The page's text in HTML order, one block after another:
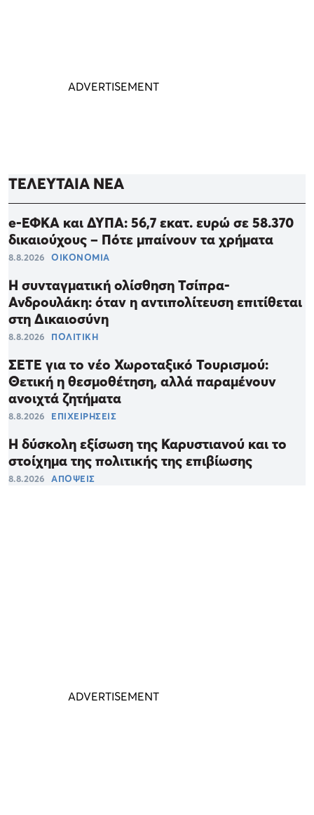
ΤΕΛΕΥΤΑΙΑ ΝΕΑ
e-ΕΦΚΑ και ΔΥΠΑ: 56,7 εκατ. ευρώ σε 58.370
δικαιούχους – Πότε μπαίνουν τα χρήματα
8.8.2026 ΟΙΚΟΝΟΜΙΑ
Η συνταγματική ολίσθηση Τσίπρα-
Ανδρουλάκη: όταν η αντιπολίτευση επιτίθεται
στη Δικαιοσύνη
8.8.2026 ΠΟΛΙΤΙΚΗ
ΣΕΤΕ για το νέο Χωροταξικό Τουρισμού:
Θετική η θεσμοθέτηση, αλλά παραμένουν
ανοιχτά ζητήματα
8.8.2026 ΕΠΙΧΕΙΡΗΣΕΙΣ
Η δύσκολη εξίσωση της Καρυστιανού και το
στοίχημα της πολιτικής της επιβίωσης
8.8.2026 ΑΠΟΨΕΙΣ